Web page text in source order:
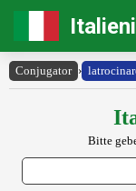
Conjugator ›
Bitte